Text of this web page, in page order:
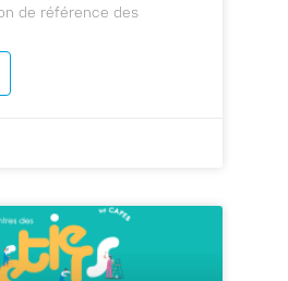
de référence des